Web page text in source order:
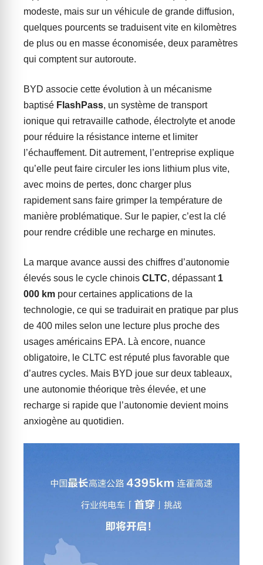
modeste, mais sur un véhicule de grande diffusion,
quelques pourcents se traduisent vite en kilomètres
de plus ou en masse économisée, deux paramètres
qui comptent sur autoroute.
BYD associe cette évolution à un mécanisme
baptisé FlashPass, un système de transport
ionique qui retravaille cathode, électrolyte et anode
pour réduire la résistance interne et limiter
l’échauffement. Dit autrement, l’entreprise explique
qu’elle peut faire circuler les ions lithium plus vite,
avec moins de pertes, donc charger plus
rapidement sans faire grimper la température de
manière problématique. Sur le papier, c’est la clé
pour rendre crédible une recharge en minutes.
La marque avance aussi des chiffres d’autonomie
élevés sous le cycle chinois CLTC, dépassant 1
000 km pour certaines applications de la
technologie, ce qui se traduirait en pratique par plus
de 400 miles selon une lecture plus proche des
usages américains EPA. Là encore, nuance
obligatoire, le CLTC est réputé plus favorable que
d’autres cycles. Mais BYD joue sur deux tableaux,
une autonomie théorique très élevée, et une
recharge si rapide que l’autonomie devient moins
anxiogène au quotidien.